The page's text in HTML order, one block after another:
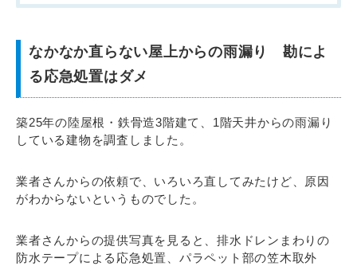
なかなか直らない屋上からの雨漏り 勘によ
る応急処置はダメ
築25年の陸屋根・鉄骨造3階建て、1階天井からの雨漏り
している建物を調査しました。
業者さんからの依頼で、いろいろ直してみたけど、原因
がわからないというものでした。
業者さんからの提供写真を見ると、排水ドレンまわりの
防水テープによる応急処置、パラペット部の笠木取外